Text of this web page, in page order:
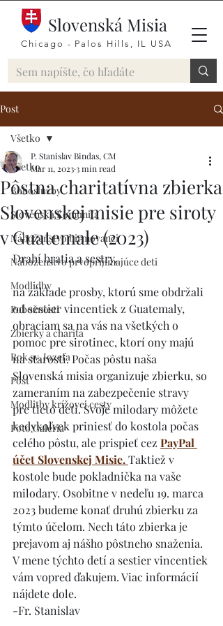
Slovenská Misia
Chicago - Palos Hills, IL USA
Post
Všetko
Bohoslužby
Slovenská Komunita
Náboženstvo birmovanci
Náboženstvo prvoprijímajúce deti
Modlidby
Pobožnosti
Zbierky a charita
Rok sv. Jozefa
Pôst
Modlitby krížovej cesty
Foto Galéria
Všetko
Pôstna charitatívna zbierka
Slovenskej misie pre siroty
v Guatemale (2023)
P. Stanislav Bindas, CM
Mar 11, 20233 min read
Drahí bratia a sestry,
na základe prosby, ktorú sme obdržali
od sestier vincentiek z Guatemaly,
obraciam sa na vás na všetkých o
pomoc pre sirotinec, ktorí ony majú
na starosti. Počas pôstu naša
Slovenská misia organizuje zbierku, so
zameraním na zabezpečenie stravy
pre tieto deti. Svoje milodary môžete
kedykoľvek priniesť do kostola počas
celého pôstu, ale prispieť cez PayPal
účet Slovenskej Misie. Taktiež v
kostole bude pokladnička na vaše
milodary. Osobitne v nedeľu 19. marca
2023 budeme konať druhú zbierku za
týmto účelom. Nech táto zbierka je
prejavom aj nášho pôstneho snaženia.
V mene týchto detí a sestier vincentiek
vám vopred ďakujem. Viac informácií
nájdete dole.
-Fr. Stanislav